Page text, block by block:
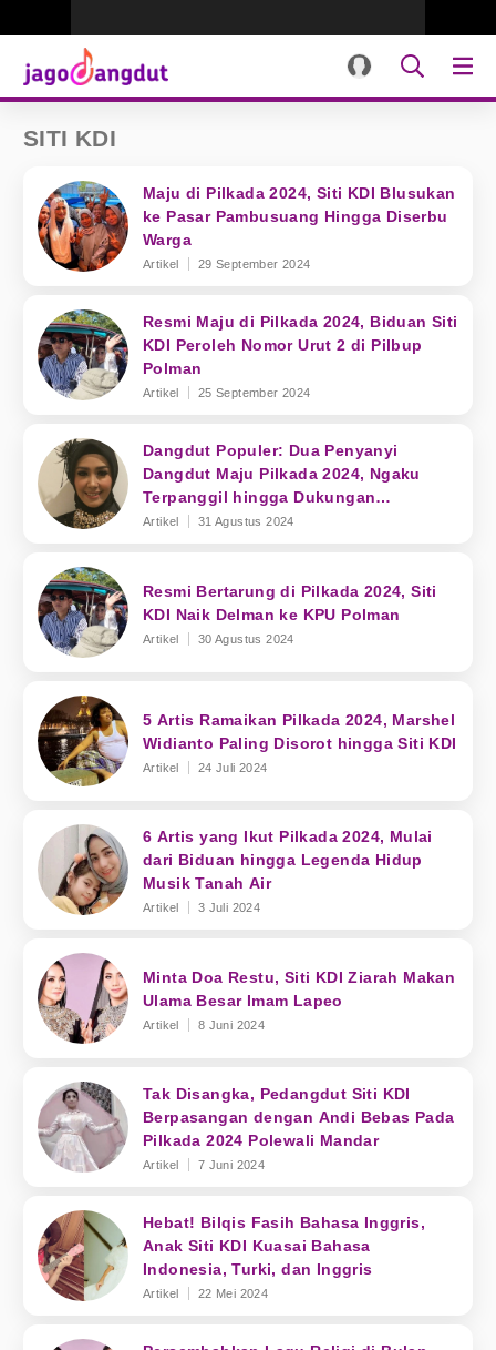
SITI KDI
Maju di Pilkada 2024, Siti KDI Blusukan
ke Pasar Pambusuang Hingga Diserbu
Warga
Artikel 29 September 2024
Resmi Maju di Pilkada 2024, Biduan Siti
KDI Peroleh Nomor Urut 2 di Pilbup
Polman
Artikel 25 September 2024
Dangdut Populer: Dua Penyanyi
Dangdut Maju Pilkada 2024, Ngaku
Terpanggil hingga Dukungan
Masyarakat
Artikel 31 Agustus 2024
Resmi Bertarung di Pilkada 2024, Siti
KDI Naik Delman ke KPU Polman
Artikel 30 Agustus 2024
5 Artis Ramaikan Pilkada 2024, Marshel
Widianto Paling Disorot hingga Siti KDI
Artikel 24 Juli 2024
6 Artis yang Ikut Pilkada 2024, Mulai
dari Biduan hingga Legenda Hidup
Musik Tanah Air
Artikel 3 Juli 2024
Minta Doa Restu, Siti KDI Ziarah Makan
Ulama Besar Imam Lapeo
Artikel 8 Juni 2024
Tak Disangka, Pedangdut Siti KDI
Berpasangan dengan Andi Bebas Pada
Pilkada 2024 Polewali Mandar
Artikel 7 Juni 2024
Hebat! Bilqis Fasih Bahasa Inggris,
Anak Siti KDI Kuasai Bahasa
Indonesia, Turki, dan Inggris
Artikel 22 Mei 2024